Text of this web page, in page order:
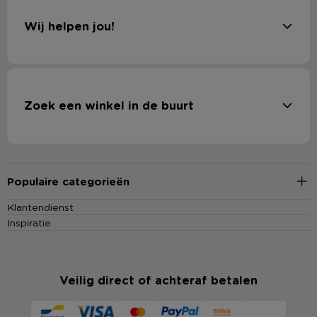
Wij helpen jou!
Zoek een winkel in de buurt
Populaire categorieën
Klantendienst
Inspiratie
Veilig direct of achteraf betalen